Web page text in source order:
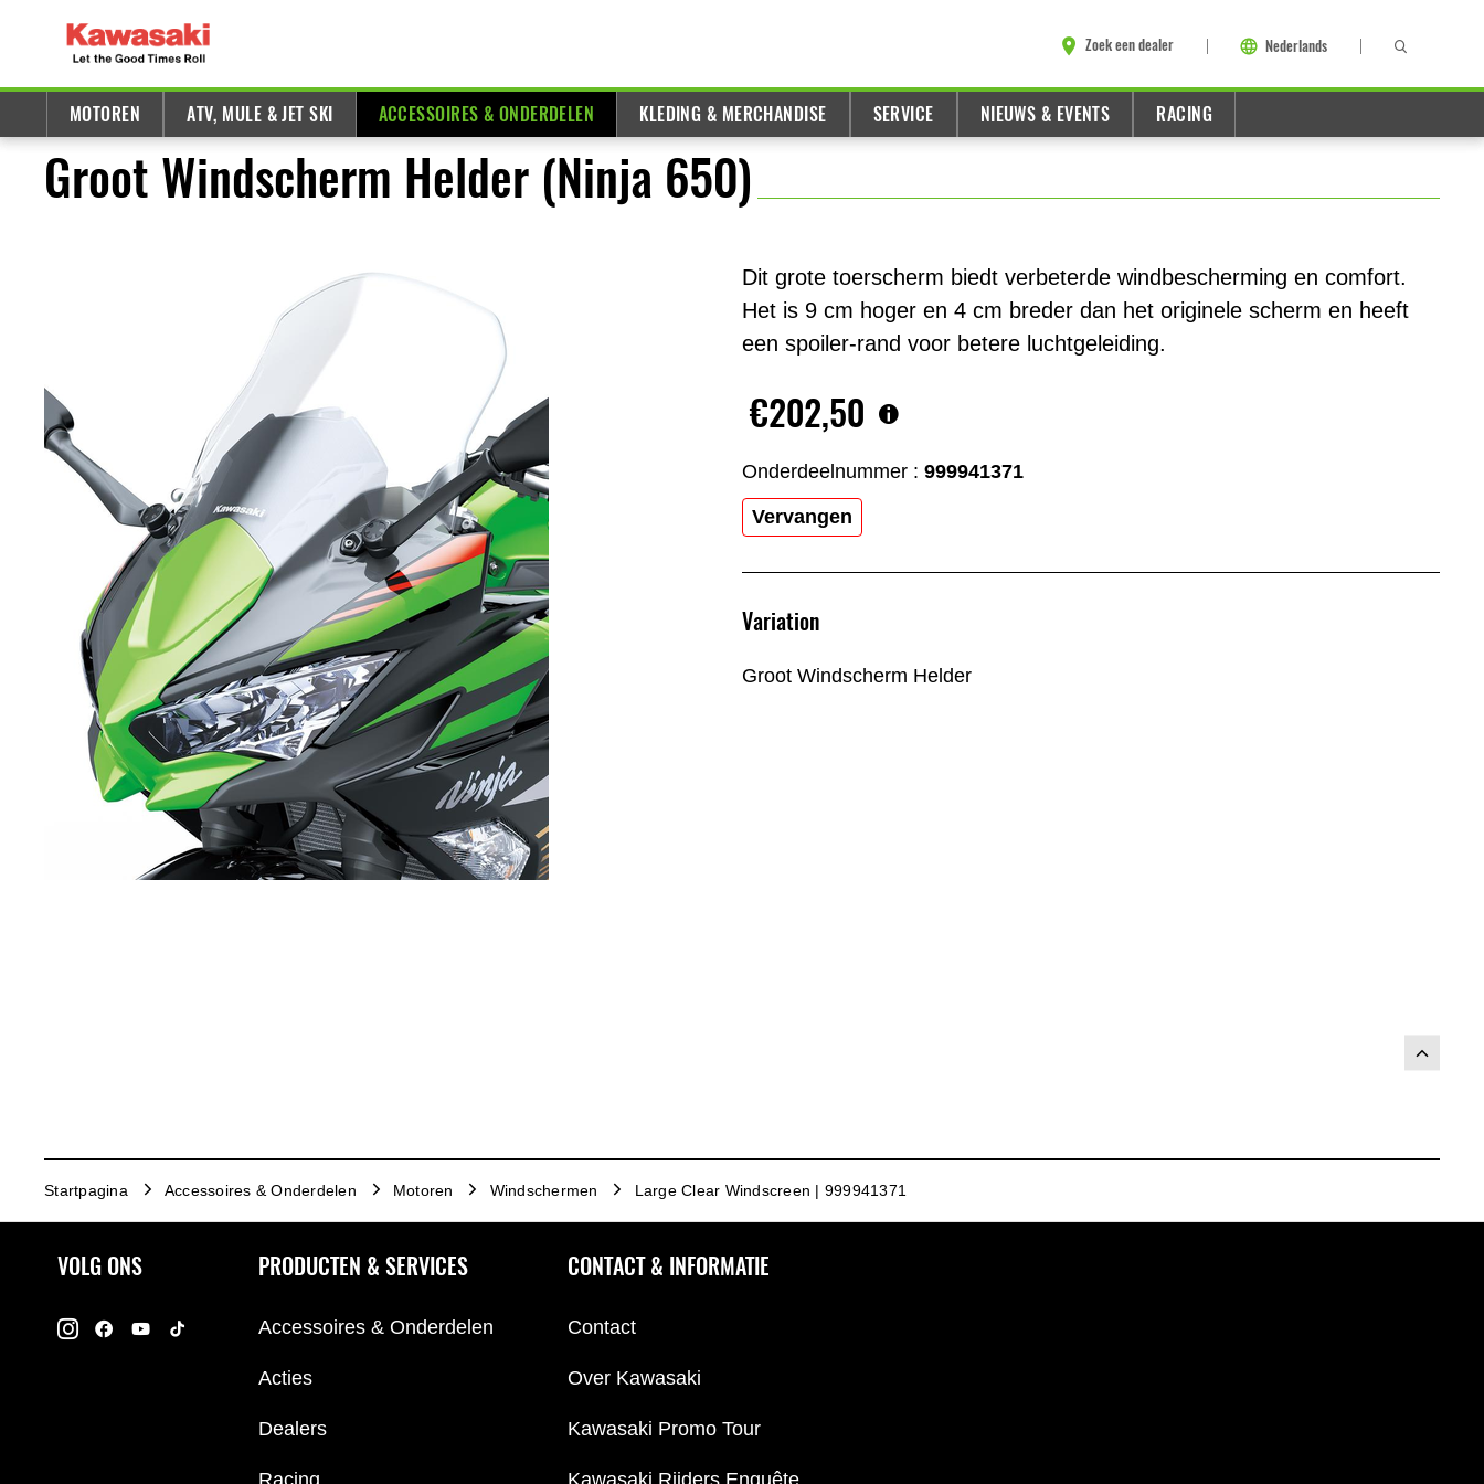
Zoek een dealer Nederlands
MOTOREN ATV, MULE & JET SKI ACCESSOIRES & ONDERDELEN KLEDING & MERCHANDISE SERVICE NIEUWS & EVENTS RACING
Groot Windscherm Helder (Ninja 650)
Dit grote toerscherm biedt verbeterde windbescherming en comfort.
Het is 9 cm hoger en 4 cm breder dan het originele scherm en heeft
een spoiler-rand voor betere luchtgeleiding.
€202,50
Onderdeelnummer : 999941371
Vervangen
Variation
Groot Windscherm Helder
Startpagina Accessoires & Onderdelen Motoren Windschermen Large Clear Windscreen | 999941371
VOLG ONS PRODUCTEN & SERVICES
Accessoires & Onderdelen
Acties
Dealers
Racing
CONTACT & INFORMATIE
Contact
Over Kawasaki
Kawasaki Promo Tour
Kawasaki Rijders Enquête